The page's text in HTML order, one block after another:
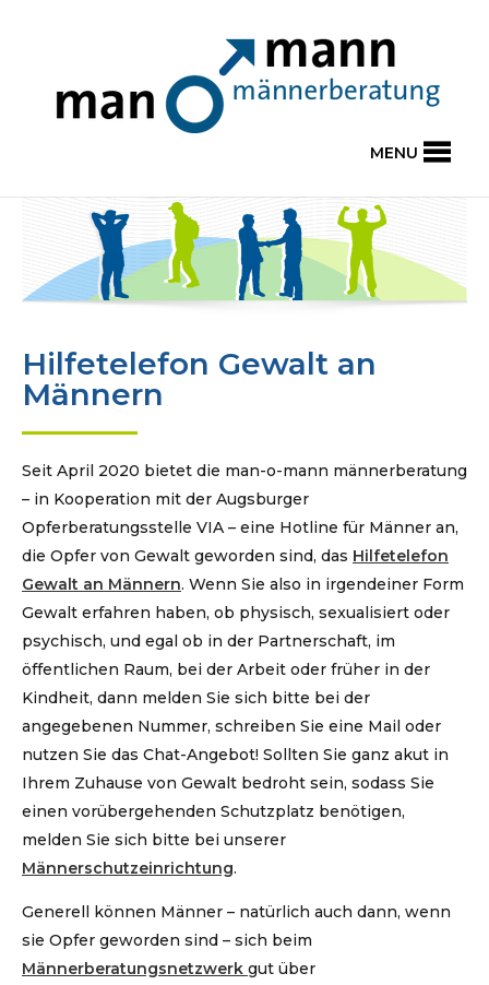
MENU
Hilfetelefon Gewalt an
Männern
Seit April 2020 bietet die man-o-mann männerberatung
– in Kooperation mit der Augsburger
Opferberatungsstelle VIA – eine Hotline für Männer an,
die Opfer von Gewalt geworden sind, das Hilfetelefon
Gewalt an Männern. Wenn Sie also in irgendeiner Form
Gewalt erfahren haben, ob physisch, sexualisiert oder
psychisch, und egal ob in der Partnerschaft, im
öffentlichen Raum, bei der Arbeit oder früher in der
Kindheit, dann melden Sie sich bitte bei der
angegebenen Nummer, schreiben Sie eine Mail oder
nutzen Sie das Chat-Angebot! Sollten Sie ganz akut in
Ihrem Zuhause von Gewalt bedroht sein, sodass Sie
einen vorübergehenden Schutzplatz benötigen,
melden Sie sich bitte bei unserer
Männerschutzeinrichtung.
Generell können Männer – natürlich auch dann, wenn
sie Opfer geworden sind – sich beim
Männerberatungsnetzwerk gut über